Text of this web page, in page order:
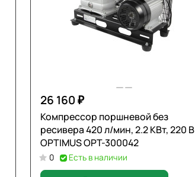
26 160 ₽
Компрессор поршневой без
ресивера 420 л/мин, 2.2 КВт, 220 В
OPTIMUS OPT-300042
0 Есть в наличии